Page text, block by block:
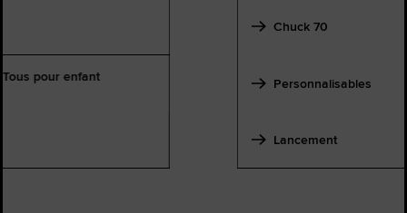
Chuck 70
Tous pour enfant Personnalisables
Lancement